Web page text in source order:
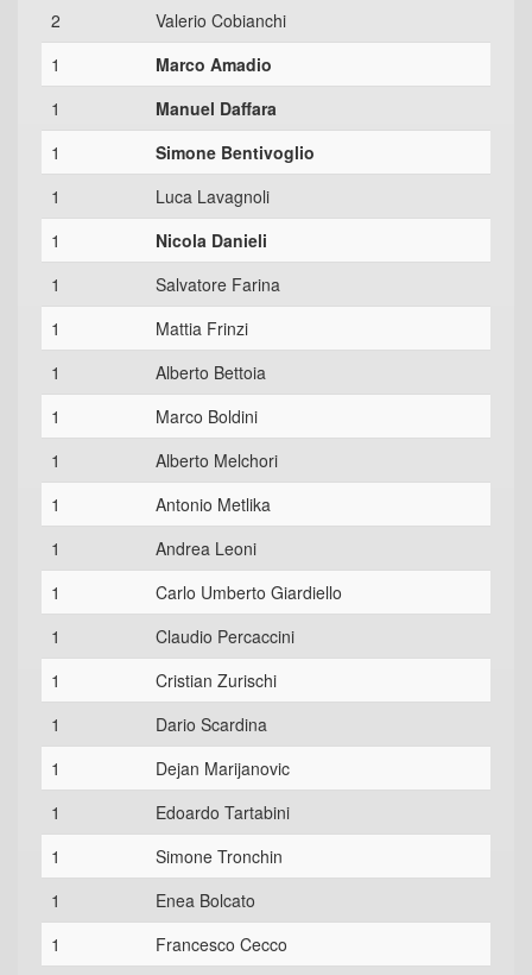
2
Valerio Cobianchi
1
Marco Amadio
1
Manuel Daffara
1
Simone Bentivoglio
1
Luca Lavagnoli
1
Nicola Danieli
1
Salvatore Farina
1
Mattia Frinzi
1
Alberto Bettoia
1
Marco Boldini
1
Alberto Melchori
1
Antonio Metlika
1
Andrea Leoni
1
Carlo Umberto Giardiello
1
Claudio Percaccini
1
Cristian Zurischi
1
Dario Scardina
1
Dejan Marijanovic
1
Edoardo Tartabini
1
Simone Tronchin
1
Enea Bolcato
1
Francesco Cecco